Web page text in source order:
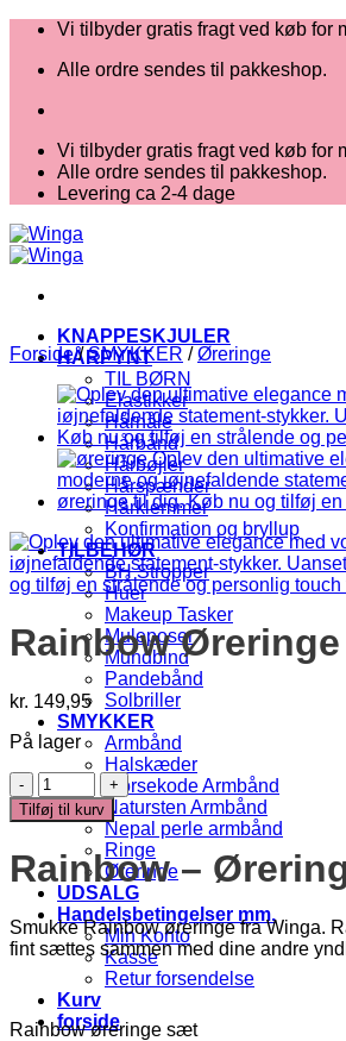
Fortsæt
indhold
Vi tilbyder gratis fragt ved køb for
Alle ordre sendes til pakkeshop.
Vi tilbyder gratis fragt ved køb for
Alle ordre sendes til pakkeshop.
Levering ca 2-4 dage
KNAPPESKJULER
HÅRPYNT
TIL BØRN
Elastikker
Hårnåle
Hårbånd
Hårbøjler
Hårspænder
Hårklemmer
Konfirmation og bryllup
TILBEHØR
BH Stropper
Huer
Makeup Tasker
Muleposer
Mundbind
Pandebånd
Solbriller
SMYKKER
Armbånd
Halskæder
Morsekode Armbånd
Natursten Armbånd
Nepal perle armbånd
Ringe
Øreringe
UDSALG
Handelsbetingelser mm.
Min Konto
Kasse
Retur forsendelse
Kurv
forside
Forside / SMYKKER / Øreringe
Rainbow Øreringe
kr. 149,95
På lager
Rainbow
Øreringe
antal
Tilføj til kurv
Rainbow –
Smukke Rainbow øreringe fra Winga.
fint sættes sammen med dine andre
Rainbow øreringe sæt